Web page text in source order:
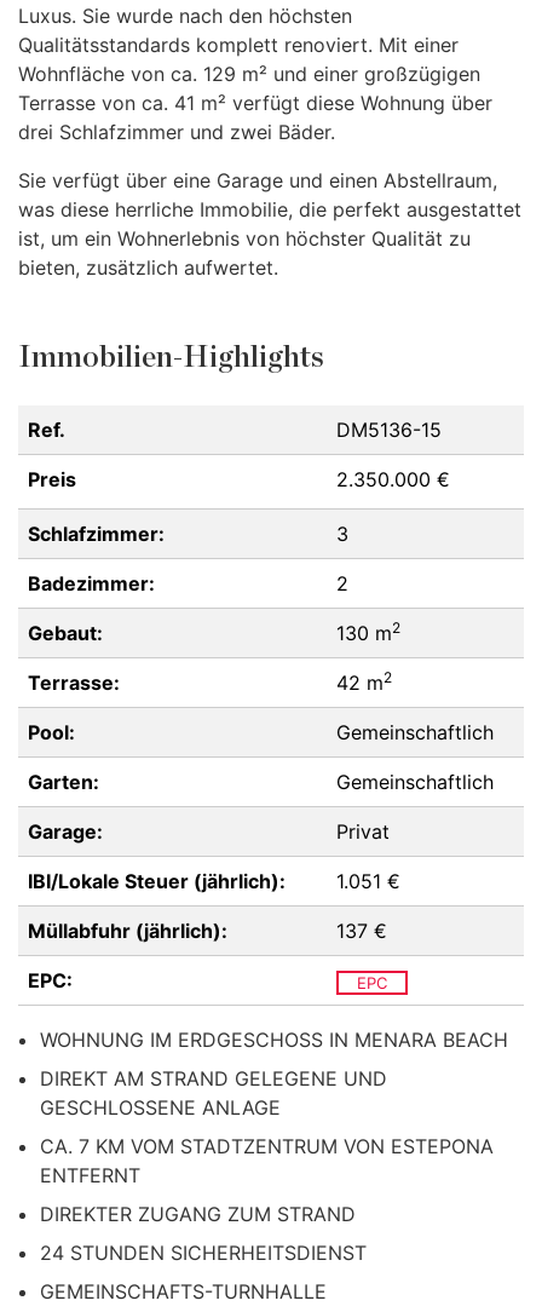
Luxus. Sie wurde nach den höchsten
Qualitätsstandards komplett renoviert. Mit einer
Wohnfläche von ca. 129 m² und einer großzügigen
Terrasse von ca. 41 m² verfügt diese Wohnung über
drei Schlafzimmer und zwei Bäder.
Sie verfügt über eine Garage und einen Abstellraum,
was diese herrliche Immobilie, die perfekt ausgestattet
ist, um ein Wohnerlebnis von höchster Qualität zu
bieten, zusätzlich aufwertet.
Immobilien-Highlights
Ref. DM5136-15
Preis 2.350.000 €
Schlafzimmer: 3
Badezimmer: 2
Gebaut: 130 m2
Terrasse: 42 m2
Pool: Gemeinschaftlich
Garten: Gemeinschaftlich
Garage: Privat
IBI/Lokale Steuer (jährlich): 1.051 €
Müllabfuhr (jährlich): 137 €
EPC: EPC
WOHNUNG IM ERDGESCHOSS IN MENARA BEACH
DIREKT AM STRAND GELEGENE UND
GESCHLOSSENE ANLAGE
CA. 7 KM VOM STADTZENTRUM VON ESTEPONA
ENTFERNT
DIREKTER ZUGANG ZUM STRAND
24 STUNDEN SICHERHEITSDIENST
GEMEINSCHAFTS-TURNHALLE